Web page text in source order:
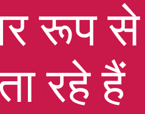
रूप
रहे हैं